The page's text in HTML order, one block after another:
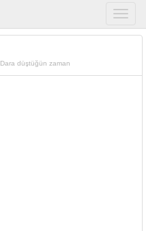
Dara düştüğün zaman